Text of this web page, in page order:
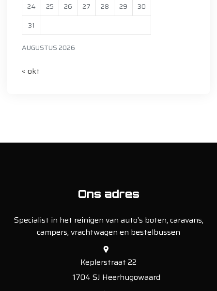
AUGUSTUS 2026
24
25 26 27 28 29
30
31
« okt
Ons adres
Specialist in het reinigen van auto’s boten, caravans,
campers, vrachtwagen en bestelbussen
Keplerstraat 22
1704 SJ Heerhugowaard